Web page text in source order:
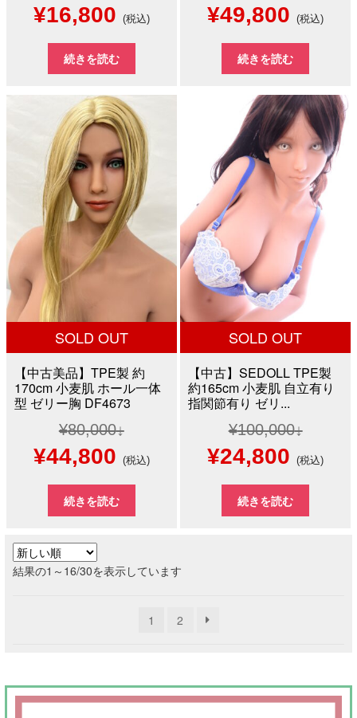
元
の
価
は
¥48,000
で
し
た。
¥16,800現
在
の
価
格
は
¥16,800
で
す。
(税込)
続きを読む
元
の
価
¥75,000
で
し
た。
¥49,800 現
在
の
価
格
は
で
す。
(税込)
続きを読む
SOLD OUT
【中古美品】TPE製 約
170cm 小麦肌 ホール一体
型 ゼリー胸 DF4673
¥80,000
元
の
価
格
は
た。
¥44,800現
在
の
格
す。
(税込)
続きを読む
SOLD OUT
【中古】SEDOLL TPE製
約165cm 小麦肌 自立有り
指関節有り ゼリ...
¥100,000
元
の
価
¥100,000
た。
¥24,800 現
在
の
す。
(税込)
続きを読む
結果の1～16/30を表示しています新
順
1 2